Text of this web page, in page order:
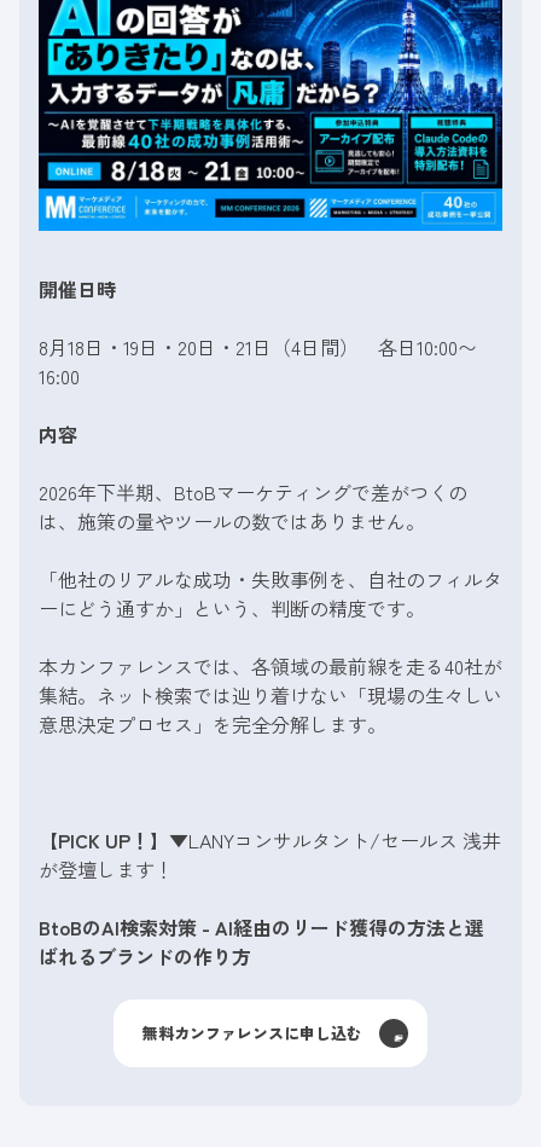
開催日時
8月18日・19日・20日・21日（4日間） 各日10:00〜
16:00
内容
2026年下半期、BtoBマーケティングで差がつくの
は、施策の量やツールの数ではありません。
「他社のリアルな成功・失敗事例を、自社のフィルタ
ーにどう通すか」という、判断の精度です。
本カンファレンスでは、各領域の最前線を走る40社が
集結。ネット検索では辿り着けない「現場の生々しい
意思決定プロセス」を完全分解します。
【PICK UP！】 ▼LANYコンサルタント/セールス 浅井
が登壇します！
BtoBのAI検索対策 - AI経由のリード獲得の方法と選
ばれるブランドの作り方
無料カンファレンスに申し込む